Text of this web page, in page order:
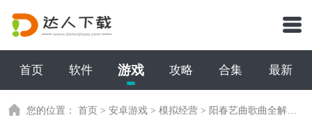
首页 软件 游戏 攻略 合集 最新
您的位置：首页 >安卓游戏 >模拟经营 > 阳春艺曲歌曲全解锁版